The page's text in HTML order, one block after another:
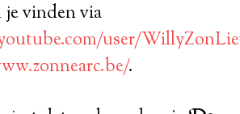
vinden via
user/
.